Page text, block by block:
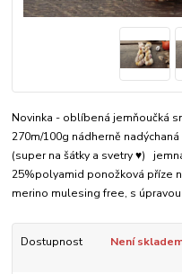
Novinka - oblíbená jemňoučká
270m/100g nádherně
(super na šátky a svetry ♥)
25%polyamid ponožková příze
merino mulesing free, s
Dostupnost Není